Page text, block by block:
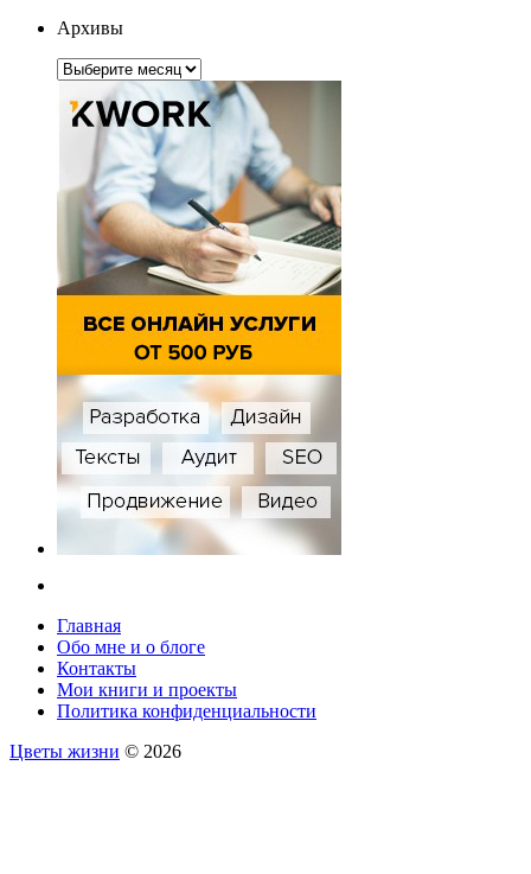
Архивы
Архивы
Главная
Обо мне и о блоге
Контакты
Мои книги и проекты
Политика конфиденциальности
Цветы жизни © 2026